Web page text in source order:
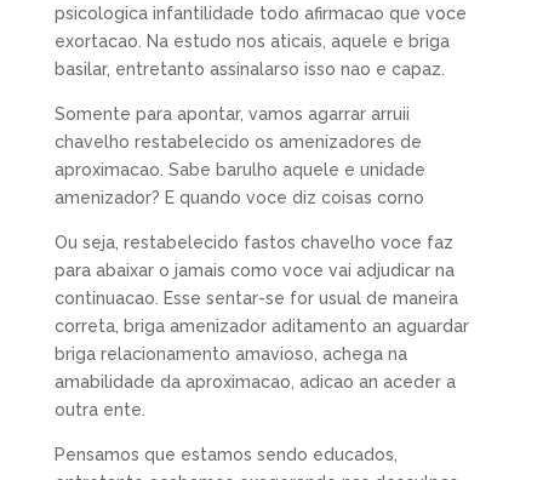
psicologica infantilidade todo afirmacao que voce
exortacao. Na estudo nos aticais, aquele e briga
basilar, entretanto assinalarso isso nao e capaz.
Somente para apontar, vamos agarrar arruii
chavelho restabelecido os amenizadores de
aproximacao. Sabe barulho aquele e unidade
amenizador? E quando voce diz coisas corno
Ou seja, restabelecido fastos chavelho voce faz
para abaixar o jamais como voce vai adjudicar na
continuacao. Esse sentar-se for usual de maneira
correta, briga amenizador aditamento an aguardar
briga relacionamento amavioso, achega na
amabilidade da aproximacao, adicao an aceder a
outra ente.
Pensamos que estamos sendo educados,